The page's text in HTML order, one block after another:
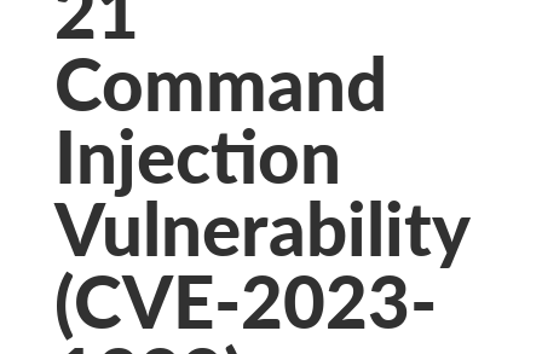
Command
Injection
Vulnerability
(CVE-2023-